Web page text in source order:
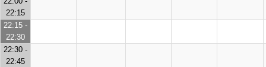
22:15
22:15 -
22:30
22:30 -
22:45